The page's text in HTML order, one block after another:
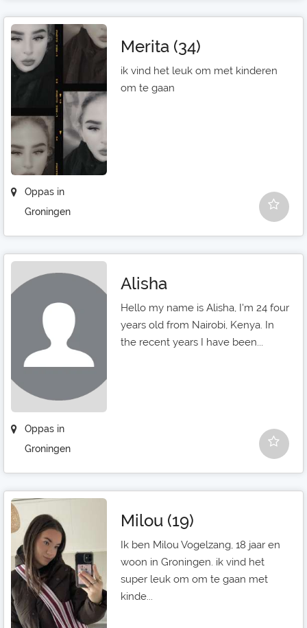
Oppas in
Groningen
Merita (34)
ik vind het leuk om met kinderen
om te gaan
Oppas in
Groningen
Alisha
Hello my name is Alisha, I'm 24 four
years old from Nairobi, Kenya. In
the recent years I have been...
Milou (19)
Ik ben Milou Vogelzang, 18 jaar en
woon in Groningen. ik vind het
super leuk om om te gaan met
kinde...